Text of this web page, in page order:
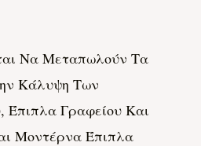
Να Μεταπωλούν Τα
Κάλυψη Των
Έπιπλα Γραφείου Και
Μοντέρνα Έπιπλα